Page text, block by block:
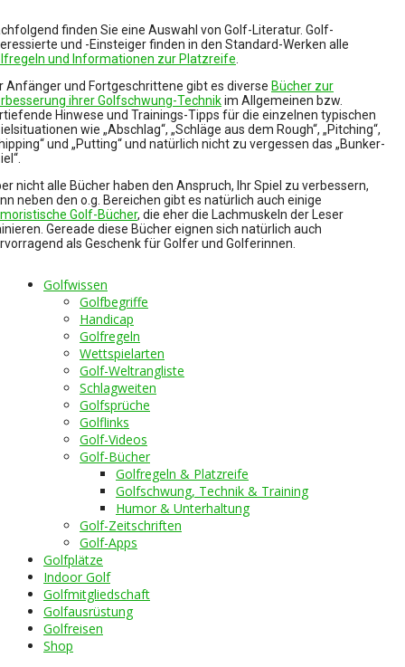
finden Sie eine Auswahl von Golf-Literatur. Golf-
und -Einsteiger finden in den Standard-Werken alle
und Informationen zur Platzreife
Anfänger und Fortgeschrittene gibt es diverse Bücher zur
ihrer Golfschwung-Technikim Allgemeinen bzw.
Hinwese und Trainings-Tipps für die einzelnen typischen
wie „Abschlag“, „Schläge aus dem Rough“, „Pitching“,
und „Putting“ und natürlich nicht zu vergessen das „Bunker-
nicht alle Bücher haben den Anspruch, Ihr Spiel zu verbessern,
neben den o.g. Bereichen gibt es natürlich auch einige
Golf-Bücher, die eher die Lachmuskeln der Leser
Gereade diese Bücher eignen sich natürlich auch
als Geschenk für Golfer und Golferinnen.
Golfwissen
Golfbegriffe
Handicap
Golfregeln
Wettspielarten
Golf-Weltrangliste
Schlagweiten
Golfsprüche
Golflinks
Golf-Videos
Golf-Bücher
Golfregeln & Platzreife
Golfschwung, Technik & Training
Humor & Unterhaltung
Golf-Zeitschriften
Golf-Apps
Golfplätze
Indoor Golf
Golfmitgliedschaft
Golfausrüstung
Golfreisen
Shop